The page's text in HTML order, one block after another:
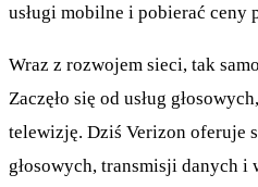
usługi mobilne i pobierać ceny
Wraz z rozwojem sieci, tak
Zaczęło się od usług
telewizję. Dziś Verizon oferuje
głosowych, transmisji danych